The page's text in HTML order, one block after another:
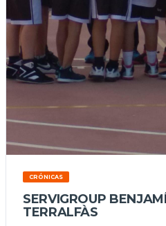
CRÓNICAS
SERVIGROUP
TERRALFÀS